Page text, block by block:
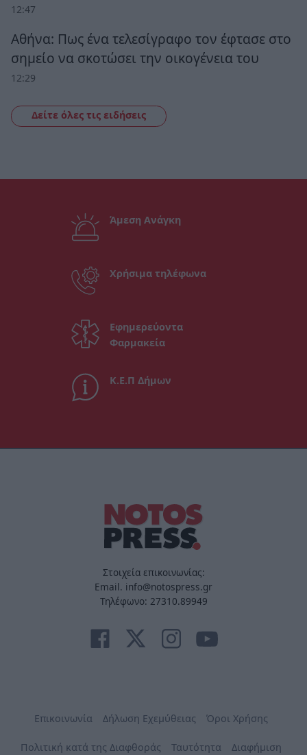
12:47
Αθήνα: Πως ένα τελεσίγραφο τον έφτασε στο
σημείο να σκοτώσει την οικογένεια του
12:29
Δείτε όλες τις ειδήσεις
Άμεση Ανάγκη
Χρήσιμα τηλέφωνα
Εφημερεύοντα
Φαρμακεία
Κ.Ε.Π Δήμων
Στοιχεία επικοινωνίας:
Email. info@notospress.gr
Τηλέφωνο: 27310.89949
Επικοινωνία Δήλωση Εχεμύθειας Όροι Χρήσης
Πολιτική κατά της Διαφθοράς Ταυτότητα Διαφήμιση